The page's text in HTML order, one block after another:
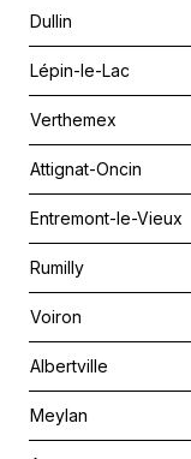
Dullin
Lépin-le-Lac
Verthemex
Attignat-Oncin
Entremont-le-Vieux
Rumilly
Voiron
Albertville
Meylan